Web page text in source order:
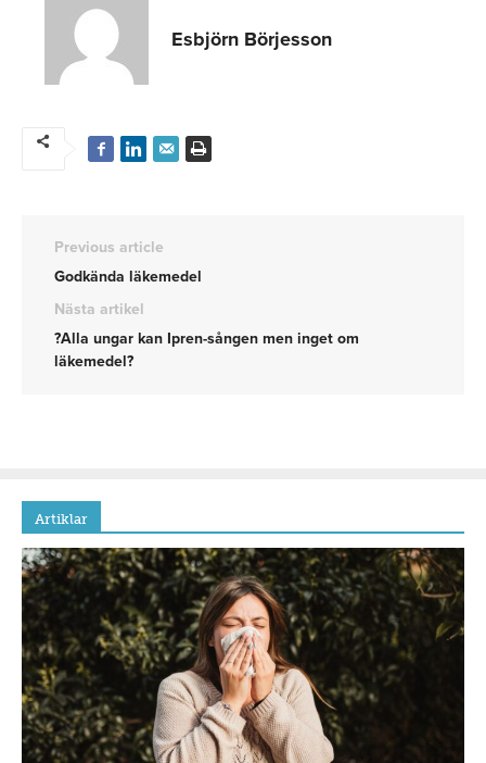
Esbjörn Börjesson
Previous article
Godkända läkemedel
Nästa artikel
?Alla ungar kan Ipren-sången men inget om
läkemedel?
Artiklar